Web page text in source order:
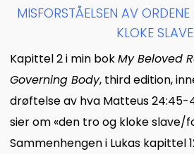
MISFORSTÅELSEN AV
KLOKE
Kapittel 2 i min bokMy Beloved
Governing Body, third edition,
drøftelse av hva Matteus 24:45-
sier om «den tro og kloke slave/
Sammenhengen i Lukas kapittel